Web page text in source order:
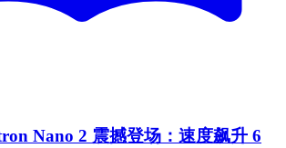
Nano 2 震撼登场：速度飙升 6